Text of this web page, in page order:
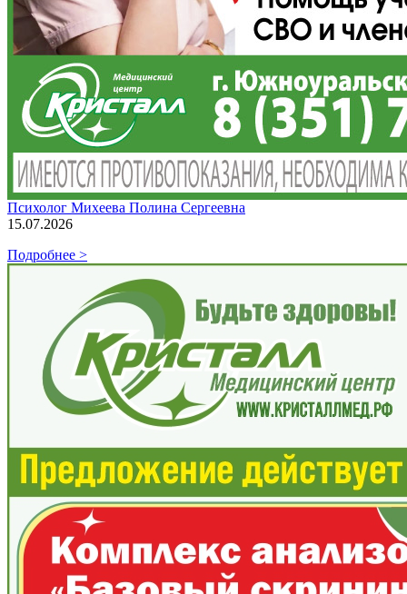
Психолог Михеева Полина Сергеевна
15.07.2026
Подробнее >